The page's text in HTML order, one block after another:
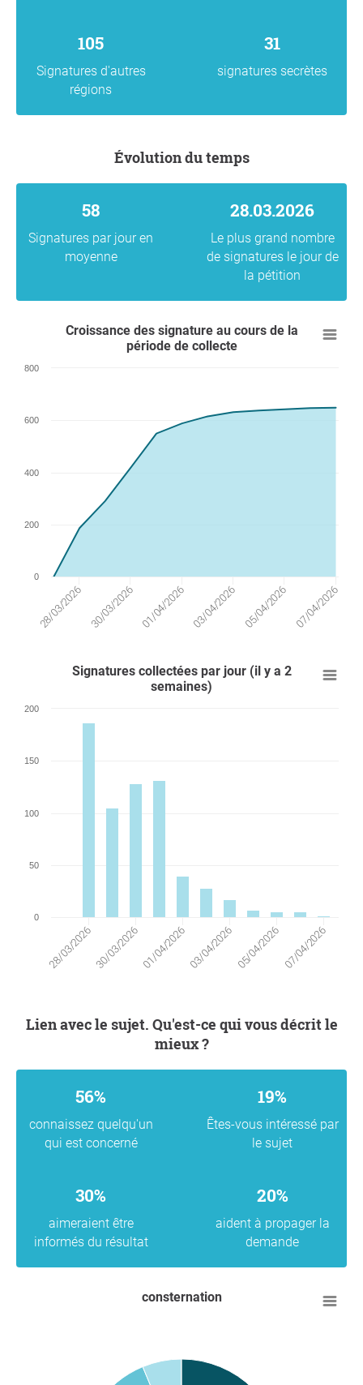
105
Signatures d'autres
régions
31
signatures secrètes
Évolution du temps
58
Signatures par jour en
moyenne
28.03.2026
Le plus grand nombre
de signatures le jour de
la pétition
Croissance des signature au cours de la
période de collecte
28/03/2026 30/03/2026 01/04/2026 03/04/2026 05/04/2026 07/04/2026
0
200
400
600
800
Signatures collectées par jour (il y a 2
semaines)
28/03/2026 30/03/2026 01/04/2026 03/04/2026 05/04/2026 07/04/2026
0
50
100
150
200
Lien avec le sujet. Qu'est-ce qui vous décrit le
mieux ?
56%
connaissez quelqu'un
qui est concerné
19%
Êtes-vous intéressé par
le sujet
30%
aimeraient être
informés du résultat
20%
aident à propager la
demande
consternation